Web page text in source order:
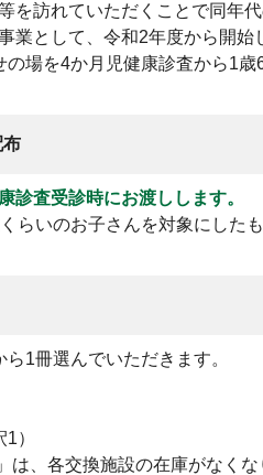
を訪れていただくことで同年
業として、令和2年度から開始
場を4か月児健康診査から1
布
診査受診時にお渡しします。
らいのお子さんを対象にした
1冊選んでいただきます。
）
は、各交換施設の在庫がなく